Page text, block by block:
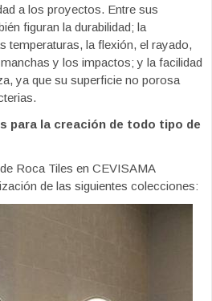
a los proyectos. Entre sus
figuran la durabilidad; la
temperaturas, la flexión, el rayado,
y los impactos; y la facilidad
ya que su superficie no porosa
para la creación de todo tipo de
Roca Tiles en CEVISAMA
de las siguientes colecciones: